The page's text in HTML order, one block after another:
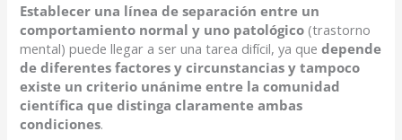
Establecer una línea de separación entre un
comportamiento normal y uno patológico (trastorno
mental) puede llegar a ser una tarea difícil, ya quedepende
de diferentes factores y circunstancias y tampoco
existe un criterio unánime entre la comunidad
científica que distinga claramente ambas
condiciones.